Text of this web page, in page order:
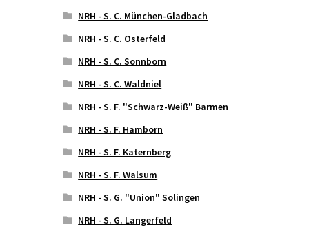
NRH - S. C. München-Gladbach
NRH - S. C. Osterfeld
NRH - S. C. Sonnborn
NRH - S. C. Waldniel
NRH - S. F. "Schwarz-Weiß" Barmen
NRH - S. F. Hamborn
NRH - S. F. Katernberg
NRH - S. F. Walsum
NRH - S. G. "Union" Solingen
NRH - S. G. Langerfeld